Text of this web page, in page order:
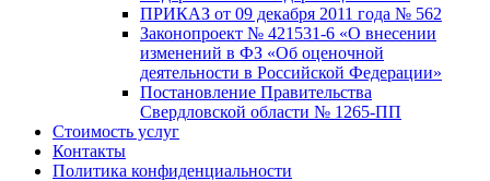
ПРИКАЗ от 09 декабря 2011 года № 562
Законопроект № 421531-6 «О внесении
изменений в ФЗ «Об оценочной
деятельности в Российской Федерации»
Постановление Правительства
Свердловской области № 1265-ПП
Стоимость услуг
Контакты
Политика конфиденциальности